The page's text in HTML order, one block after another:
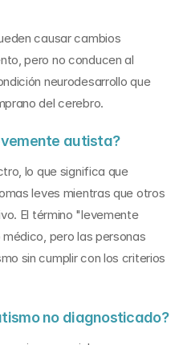
causar cambios
pero no conducen al
neurodesarrollo que
del cerebro.
autista?
lo que significa que
leves mientras que otros
El término "levemente
pero las personas
sin cumplir con los criterios
no diagnosticado?